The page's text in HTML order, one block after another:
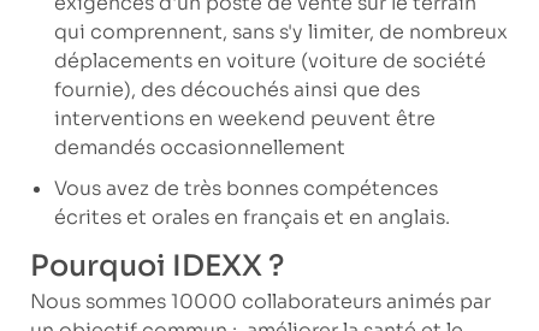
qui comprennent, sans s'y limiter, de nombreux
déplacements en voiture (voiture de société
fournie), des découchés ainsi que des
interventions en weekend peuvent être
demandés occasionnellement
Vous avez de très bonnes compétences
écrites et orales en français et en anglais.
Pourquoi IDEXX ?
Nous sommes 10000 collaborateurs animés par